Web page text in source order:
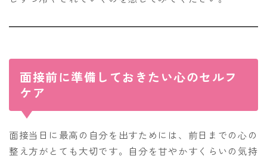
面接前に準備しておきたい心のセルフ
ケア
面接当日に最高の自分を出すためには、前日までの心の
整え方がとても大切です。自分を甘やかすくらいの気持